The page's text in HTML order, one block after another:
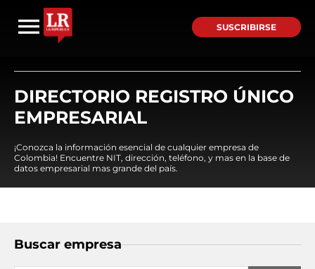
SUSCRIBIRSE
DIRECTORIO REGISTRO ÚNICO
EMPRESARIAL
¡Conozca la información esencial de cualquier empresa de
Colombia! Encuentre NIT, dirección, teléfono, y mas en la base de
datos empresarial mas grande del país.
Buscar empresa